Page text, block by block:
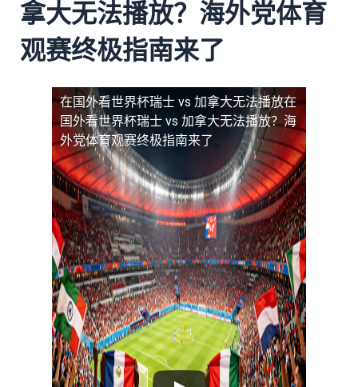
拿大无法播放？海外党体育
观赛终极指南来了
在国外看世界杯瑞士 vs 加拿大无法播放在
国外看世界杯瑞士 vs 加拿大无法播放？海
外党体育观赛终极指南来了